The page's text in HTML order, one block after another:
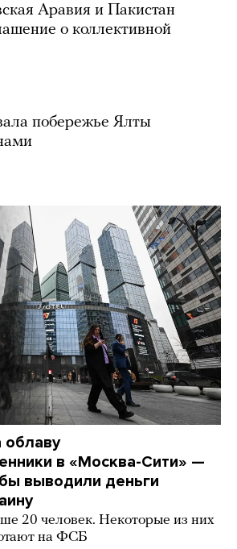
Аравия и Пакистан
о коллективной
побережье Ялты
облаву
в «Москва-Сити» —
выводили деньги
20 человек. Некоторые из них
на ФСБ